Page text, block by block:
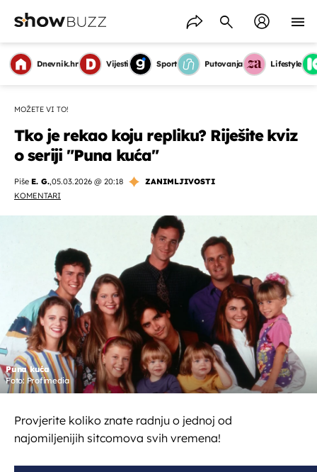
Dnevnik.hr Vijesti Sport Putovanja Lifestyle
MOŽETE VI TO!
Tko je rekao koju repliku? Riješite kviz
o seriji "Puna kuća"
Piše E. G.,05.03.2026 @ 20:18
ZANIMLJIVOSTI
KOMENTARI
Puna kuća
Foto: Profimedia
Provjerite koliko znate radnju o jednoj od
najomiljenijih sitcomova svih vremena!
OMOGUĆI OBAVIJESTI